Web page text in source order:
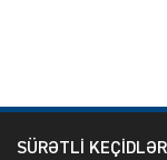
SÜRƏTLİ KEÇİDLƏR